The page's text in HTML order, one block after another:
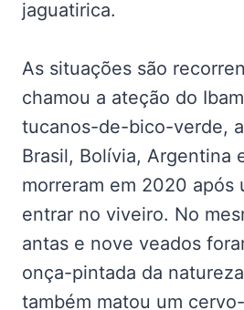
jaguatirica.
As situações são
chamou a ateção do
tucanos-de-bico-verde,
Brasil, Bolívia, Argentina
morreram em 2020 após
entrar no viveiro. No
antas e nove veados
onça-pintada da
também matou um